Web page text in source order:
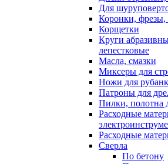
Для
Коронки,
Корщетки
Круги
лепестковые
Масла, смазки
Миксеры для
Ножи для
Патроны для
Пилки, полотна
Расходные
Расходные
Сверла
По бетону